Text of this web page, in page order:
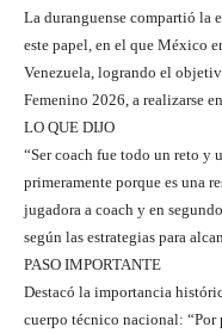
La duranguense compartió la
este papel, en el que México
Venezuela, logrando el
Femenino 2026, a realizarse
LO QUE DIJO
“Ser coach fue todo un reto y
primeramente porque es una
jugadora a coach y en
según las estrategias para
PASO IMPORTANTE
Destacó la importancia
cuerpo técnico nacional: